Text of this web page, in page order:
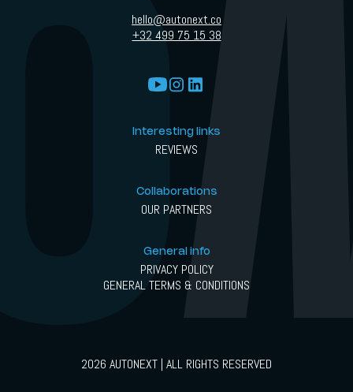
hello@autonext.co
+32 499 75 15 38
Interesting links
REVIEWS
Collaborations
OUR PARTNERS
General info
PRIVACY POLICY
GENERAL TERMS & CONDITIONS
2026 AUTONEXT | ALL RIGHTS RESERVED